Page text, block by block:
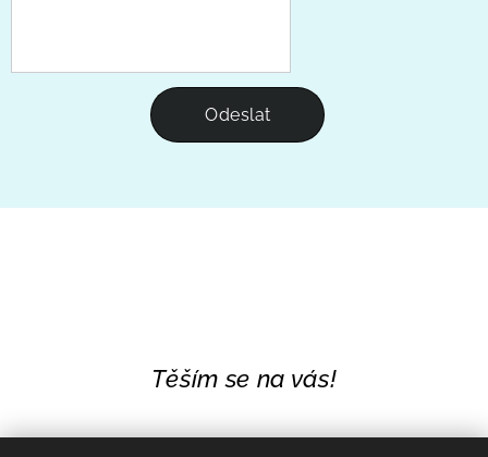
Odeslat
Těším se na vás!